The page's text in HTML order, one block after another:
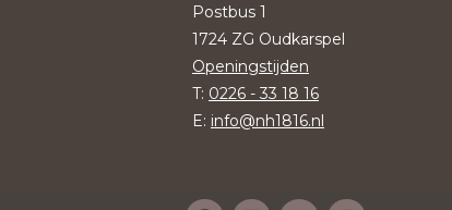
Postbus 1
1724 ZG Oudkarspel
Openingstijden
T: 0226 - 33 18 16
E: info@nh1816.nl